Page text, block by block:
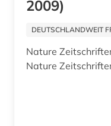
altenmedizin (1)
2009)
DEUTSCHLANDWEIT
Nature
Nature